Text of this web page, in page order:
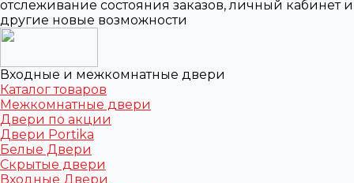
отслеживание состояния заказов, личный кабинет и
другие новые возможности
Входные и межкомнатные двери
Каталог товаров
Межкомнатные двери
Двери по акции
Двери Portika
Белые Двери
Скрытые двери
Входные Двери